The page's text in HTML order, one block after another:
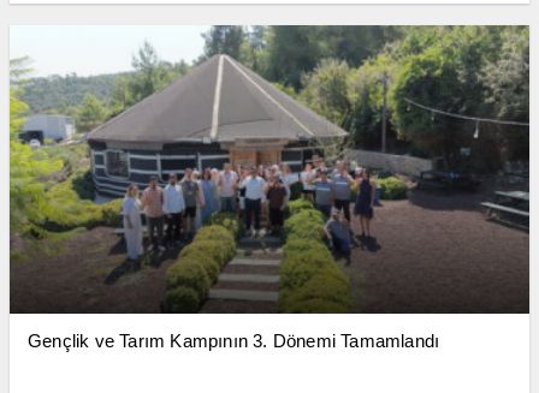
Gençlik ve Tarım Kampının 3. Dönemi Tamamlandı